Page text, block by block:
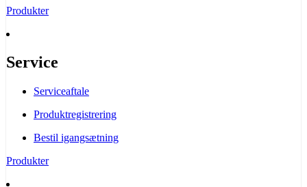
Produkter
Service
Serviceaftale
Produktregistrering
Bestil igangsætning
Produkter